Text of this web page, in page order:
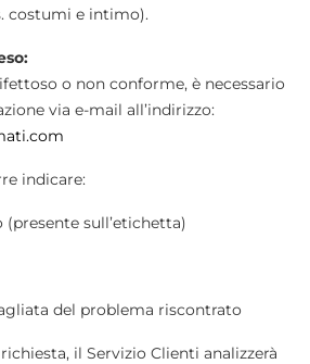
costumi e intimo).
o non conforme, è necessario
via e-mail all’indirizzo:
indicare:
sull’etichetta)
del problema riscontrato
il Servizio Clienti analizzerà